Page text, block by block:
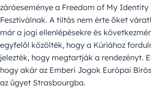
záróeseménye a Freedom of My Identity
Fesztiválnak. A tiltás nem érte őket
már a jogi ellenlépésekre és
egyfelől közölték, hogy a Kúriához
jelezték, hogy megtartják a rendezényt.
hogy akár az Emberi Jogok Európai
az ügyet Strasbourgba.